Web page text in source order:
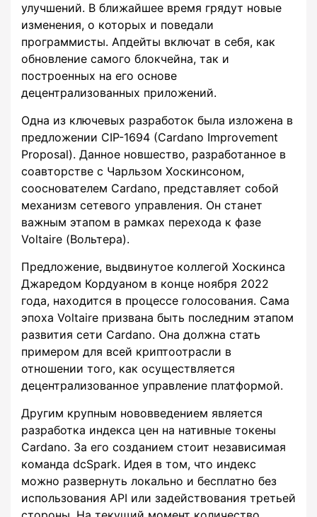
улучшений. В ближайшее время грядут новые
изменения, о которых и поведали
программисты. Апдейты включат в себя, как
обновление самого блокчейна, так и
построенных на его основе
децентрализованных приложений.
Одна из ключевых разработок была изложена в
предложении CIP-1694 (Cardano Improvement
Proposal). Данное новшество, разработанное в
соавторстве с Чарльзом Хоскинсоном,
сооснователем Cardano, представляет собой
механизм сетевого управления. Он станет
важным этапом в рамках перехода к фазе
Voltaire (Вольтера).
Предложение, выдвинутое коллегой Хоскинса
Джаредом Кордуаном в конце ноября 2022
года, находится в процессе голосования. Сама
эпоха Voltaire призвана быть последним этапом
развития сети Cardano. Она должна стать
примером для всей криптоотрасли в
отношении того, как осуществляется
децентрализованное управление платформой.
Другим крупным нововведением является
разработка индекса цен на нативные токены
Cardano. За его созданием стоит независимая
команда dcSpark. Идея в том, что индекс
можно развернуть локально и бесплатно без
использования API или задействования третьей